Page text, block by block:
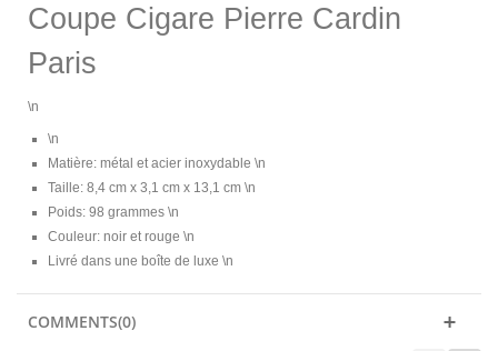
Coupe Cigare Pierre Cardin
Paris
\n
\n
Matière: métal et acier inoxydable \n
Taille: 8,4 cm x 3,1 cm x 13,1 cm \n
Poids: 98 grammes \n
Couleur: noir et rouge \n
Livré dans une boîte de luxe \n
COMMENTS(0)